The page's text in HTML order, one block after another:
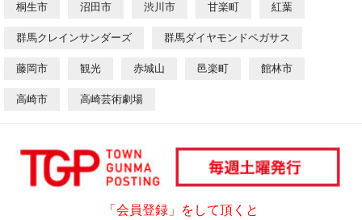
桐生市 沼田市 渋川市 甘楽町 紅葉
群馬クレインサンダーズ 群馬ダイヤモンドペガサス
藤岡市 観光 赤城山 邑楽町 館林市
高崎市 高崎芸術劇場
「会員登録」をして頂くと